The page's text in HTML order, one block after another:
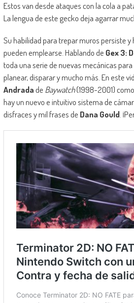
Estos van desde ataques con la cola a
La lengua de este gecko deja agarrar
Su habilidad para trepar muros persiste y
pueden emplearse. Hablando de Gex 3:
toda una serie de nuevas mecánicas
planear, disparar y mucho más. En este
Andradade Baywatch(1998-2001)
hay un nuevo e intuitivo sistema de
disfraces y mil frases de Dana Gould.